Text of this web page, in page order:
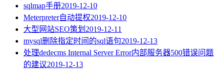
sqlmap手册2019-12-10
Meterpreter自动提权2019-12-10
大型网站SEO策划 2019-12-11
mysql删除指定时间的sql语句2019-12-13
处理dedecms Internal Server Error内部服务器500错误问题
的建议2019-12-13